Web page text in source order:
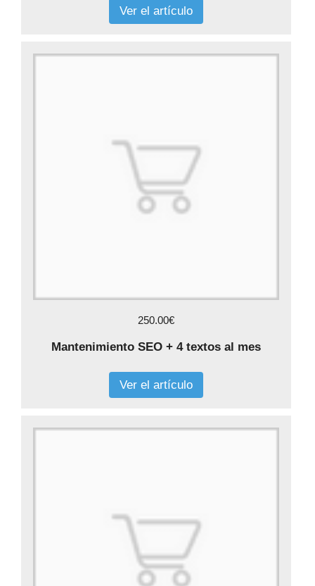
Ver el artículo
250.00€
Mantenimiento SEO + 4 textos al mes
Ver el artículo